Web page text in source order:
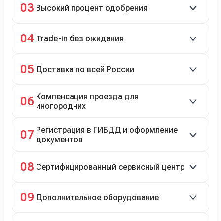
рассрочка 0% на 2 года при первом взносе 35–50%.
03 Высокий процент одобрения
04 Trade-in без ожидания
05 Доставка по всей России
06 Компенсация проезда для
иногородних
07 Регистрация в ГИБДД и оформление
документов
08 Сертифицированный сервисный центр
технический ремонт.
09 Дополнительное оборудование